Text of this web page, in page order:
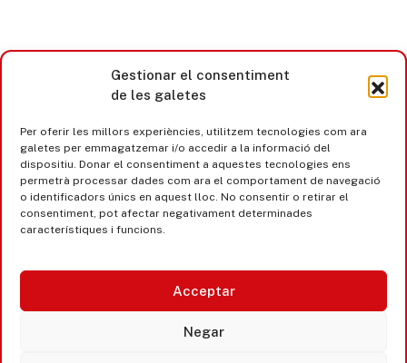
Gestionar el consentiment
de les galetes
Per oferir les millors experiències, utilitzem tecnologies com ara
galetes per emmagatzemar i/o accedir a la informació del
dispositiu. Donar el consentiment a aquestes tecnologies ens
permetrà processar dades com ara el comportament de navegació
o identificadors únics en aquest lloc. No consentir o retirar el
consentiment, pot afectar negativament determinades
característiques i funcions.
Acceptar
Negar
Castell d’Aro · Platja d’Aro · S’Agaró